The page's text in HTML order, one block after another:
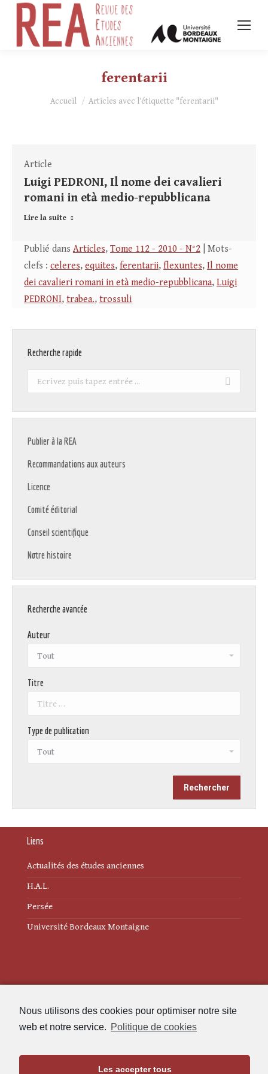
Nous utilisons des cookies pour optimiser notre site
web et notre service. Politique de cookies
Les accepter tous
ferentarii
Vous êtes ici :
Accueil Articles avec l’étiquette "ferentarii"
Article
Luigi PEDRONI, Il nome dei cavalieri
romani in età medio-repubblicana
Lire la suite
Publié dans Articles, Tome 112 - 2010 - N°2 | Mots-
clefs : celeres, equites, ferentarii, flexuntes, Il nome
dei cavalieri romani in età medio-repubblicana, Luigi
PEDRONI, trabea., trossuli
Recherche rapide
Recherche
Publier à la REA
Recommandations aux auteurs
Licence
Comité éditorial
Conseil scientifique
Notre histoire
Recherche avancée
Auteur
Titre
Type de publication
Liens
Actualités des études anciennes
H.A.L.
Persée
Université Bordeaux Montaigne
Politique de cookies (UE)